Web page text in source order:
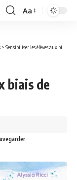
Font
Aa
> Sensibiliser les élèves aux biais de diversité de l’IA
biais de